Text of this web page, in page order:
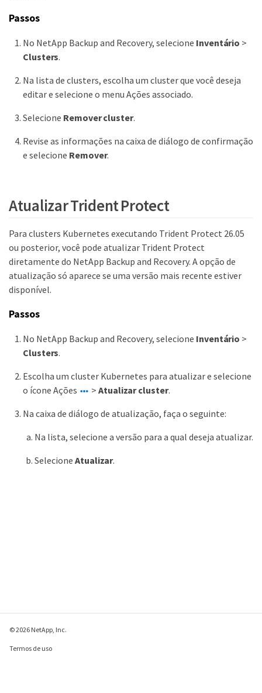
Passos
No NetApp Backup and Recovery, selecione Inventário >
Clusters.
Na lista de clusters, escolha um cluster que você deseja
editar e selecione o menu Ações associado.
Selecione Remover cluster.
Revise as informações na caixa de diálogo de confirmação
e selecione Remover.
Atualizar Trident Protect
Para clusters Kubernetes executando Trident Protect 26.05
ou posterior, você pode atualizar Trident Protect
diretamente do NetApp Backup and Recovery. A opção de
atualização só aparece se uma versão mais recente estiver
disponível.
Passos
No NetApp Backup and Recovery, selecione Inventário >
Clusters.
Escolha um cluster Kubernetes para atualizar e selecione
o ícone Ações
> Atualizar cluster.
Na caixa de diálogo de atualização, faça o seguinte:
Na lista, selecione a versão para a qual deseja atualizar.
Selecione Atualizar.
© 2026 NetApp, Inc.
Termos de uso